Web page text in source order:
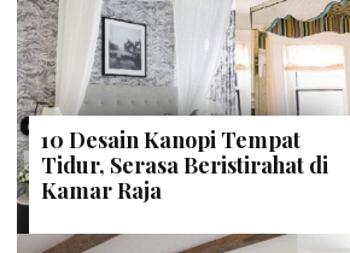
10 Desain Kanopi Tempat
Tidur, Serasa Beristirahat di
Kamar Raja